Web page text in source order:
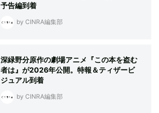
予告編到着
by CINRA編集部
深緑野分原作の劇場アニメ『この本を盗む
者は』が2026年公開。特報＆ティザービ
ジュアル到着
by CINRA編集部